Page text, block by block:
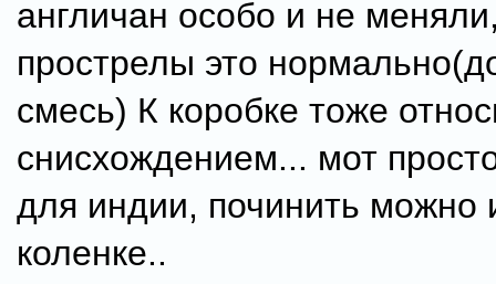
англичан особо и не
прострелы это
смесь) К коробке тоже
снисхождением... мот
для индии, починить можно
коленке..